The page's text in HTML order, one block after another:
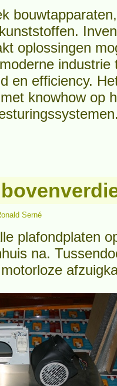
oplossingen
en efficiency.
knowhow op
Serné
plafondplaten
na.